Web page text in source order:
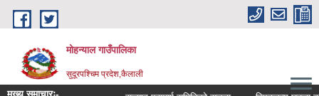
Skip to main content
मोहन्याल गाउँपालिका
सुदूरपश्चिम प्रदेश,कैलाली